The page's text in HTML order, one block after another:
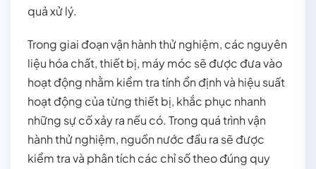
quả xử lý.
Trong giai đoạn vận hành thử nghiệm, các nguyên
liệu hóa chất, thiết bị, máy móc sẽ được đưa vào
hoạt động nhằm kiểm tra tính ổn định và hiệu suất
hoạt động của từng thiết bị, khắc phục nhanh
những sự cố xảy ra nếu có. Trong quá trình vận
hành thử nghiệm, nguồn nước đầu ra sẽ được
kiểm tra và phân tích các chỉ số theo đúng quy